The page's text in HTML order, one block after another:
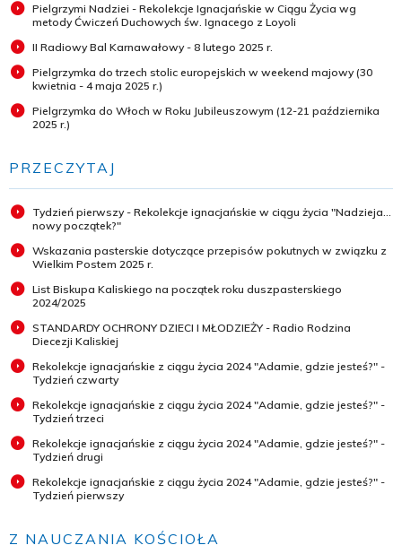
Pielgrzymi Nadziei - Rekolekcje Ignacjańskie w Ciągu Życia wg
metody Ćwiczeń Duchowych św. Ignacego z Loyoli
II Radiowy Bal Karnawałowy - 8 lutego 2025 r.
Pielgrzymka do trzech stolic europejskich w weekend majowy (30
kwietnia - 4 maja 2025 r.)
Pielgrzymka do Włoch w Roku Jubileuszowym (12-21 października
2025 r.)
PRZECZYTAJ
Tydzień pierwszy - Rekolekcje ignacjańskie w ciągu życia "Nadzieja...
nowy początek?"
Wskazania pasterskie dotyczące przepisów pokutnych w związku z
Wielkim Postem 2025 r.
List Biskupa Kaliskiego na początek roku duszpasterskiego
2024/2025
STANDARDY OCHRONY DZIECI I MŁODZIEŻY - Radio Rodzina
Diecezji Kaliskiej
Rekolekcje ignacjańskie z ciągu życia 2024 "Adamie, gdzie jesteś?" -
Tydzień czwarty
Rekolekcje ignacjańskie z ciągu życia 2024 "Adamie, gdzie jesteś?" -
Tydzień trzeci
Rekolekcje ignacjańskie z ciągu życia 2024 "Adamie, gdzie jesteś?" -
Tydzień drugi
Rekolekcje ignacjańskie z ciągu życia 2024 "Adamie, gdzie jesteś?" -
Tydzień pierwszy
Z NAUCZANIA KOŚCIOŁA